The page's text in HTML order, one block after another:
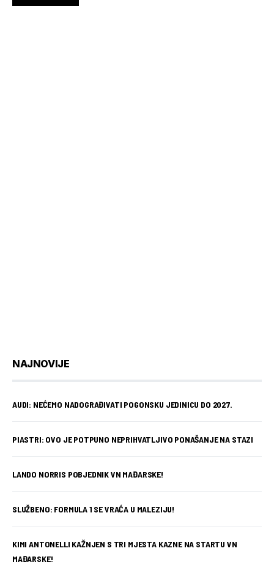
NAJNOVIJE
AUDI: NEĆEMO NADOGRAĐIVATI POGONSKU JEDINICU DO 2027.
PIASTRI: OVO JE POTPUNO NEPRIHVATLJIVO PONAŠANJE NA STAZI
LANDO NORRIS POBJEDNIK VN MAĐARSKE!
SLUŽBENO: FORMULA 1 SE VRAĆA U MALEZIJU!
KIMI ANTONELLI KAŽNJEN S TRI MJESTA KAZNE NA STARTU VN
MAĐARSKE!